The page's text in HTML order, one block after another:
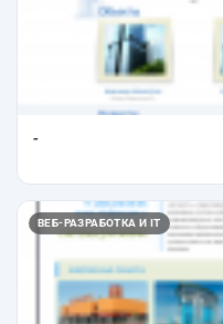
-
ВЕБ-РАЗРАБОТКА И IT